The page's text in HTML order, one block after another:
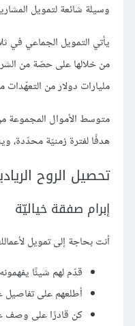
وسيلة شائعة لتمويل المشاريع الجديدة بسرعة،
مليارات دولار من التعهّدات من 15.5 مليون داعم لما يُقارب 25,700
هدفًا لفترة زمنيّة محدّدة،
تحصيل الروح
إبرام صفقة خياليّة
أنت بحاجة إلى تمويل
قدّم لهم شيئًا
أطلعهم على تفاصيل
كن قادرًا على وصف